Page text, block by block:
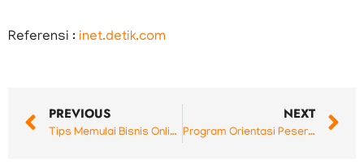
Referensi : inet.detik.com
PREVIOUS
Tips Memulai Bisnis Online
NEXT
Program Orientasi Peserta Didik Ala Argia